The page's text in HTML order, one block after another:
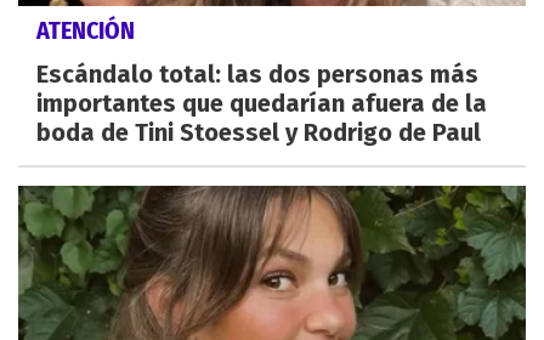
ATENCIÓN
Escándalo total: las dos personas más
importantes que quedarían afuera de la
boda de Tini Stoessel y Rodrigo de Paul